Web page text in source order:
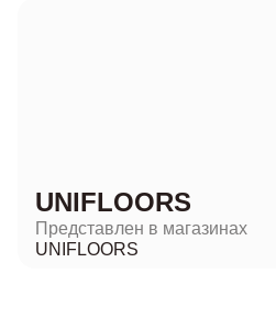
UNIFLOORS
Представлен в магазинах
UNIFLOORS